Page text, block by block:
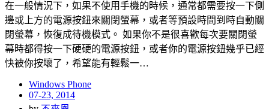
在一般情況下，如果不使用手機的時候，通常都需要按一下側
邊或上方的電源按鈕來關閉螢幕，或者等預設時間到時自動關
閉螢幕，恢復成待機模式。 如果你不是很喜歡每次要關閉螢
幕時都得按一下硬硬的電源按鈕，或者你的電源按鈕幾乎已經
快被你按壞了，希望能有輕鬆一…
Windows Phone
Posted
on
07-23, 2014